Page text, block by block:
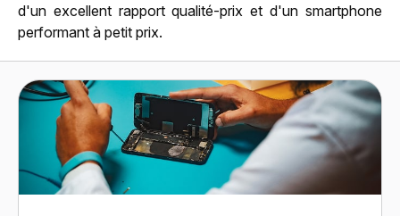
d'un excellent rapport qualité-prix et d'un smartphone
performant à petit prix.